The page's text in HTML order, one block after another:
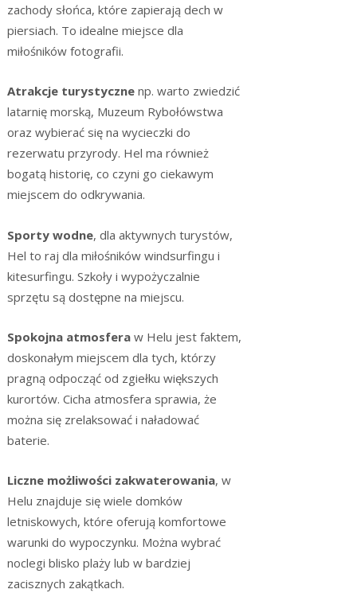
zachody słońca, które zapierają dech w
piersiach. To idealne miejsce dla
miłośników fotografii.
Atrakcje turystycznenp. warto zwiedzić
latarnię morską, Muzeum Rybołówstwa
oraz wybierać się na wycieczki do
rezerwatu przyrody. Hel ma również
bogatą historię, co czyni go ciekawym
miejscem do odkrywania.
Sporty wodne, dla aktywnych turystów,
Hel to raj dla miłośników windsurfingu i
kitesurfingu. Szkoły i wypożyczalnie
sprzętu są dostępne na miejscu.
Spokojna atmosferaw Helu jest faktem,
doskonałym miejscem dla tych, którzy
pragną odpocząć od zgiełku większych
kurortów. Cicha atmosfera sprawia, że
można się zrelaksować i naładować
baterie.
Liczne możliwości zakwaterowania, w
Helu znajduje się wiele domków
letniskowych, które oferują komfortowe
warunki do wypoczynku. Można wybrać
noclegi blisko plaży lub w bardziej
zacisznych zakątkach.